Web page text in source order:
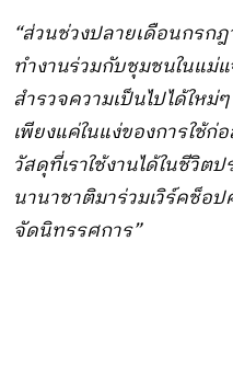
“ส่วนช่วงปลายเดือนกรก
ทำงานร่วมกับชุมชนในแ
สำรวจความเป็นไปได้ใหม่
เพียงแค่ในแง่ของการใช้ก่
วัสดุที่เราใช้งานได้ในชีวิ
นานาชาติมาร่วมเวิร์คช็อ
จัดนิทรรศการ”